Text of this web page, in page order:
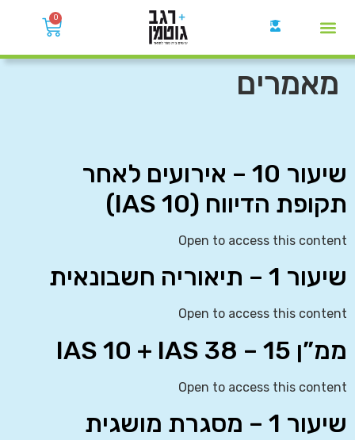
0
מאמרים
שיעור 10 – אירועים לאחר
תקופת הדיווח (IAS 10)
Open to access this content
שיעור 1 – תיאוריה חשבונאית
Open to access this content
ממ”ן 15 – IAS 10 + IAS 38
Open to access this content
שיעור 1 – מסגרת מושגית